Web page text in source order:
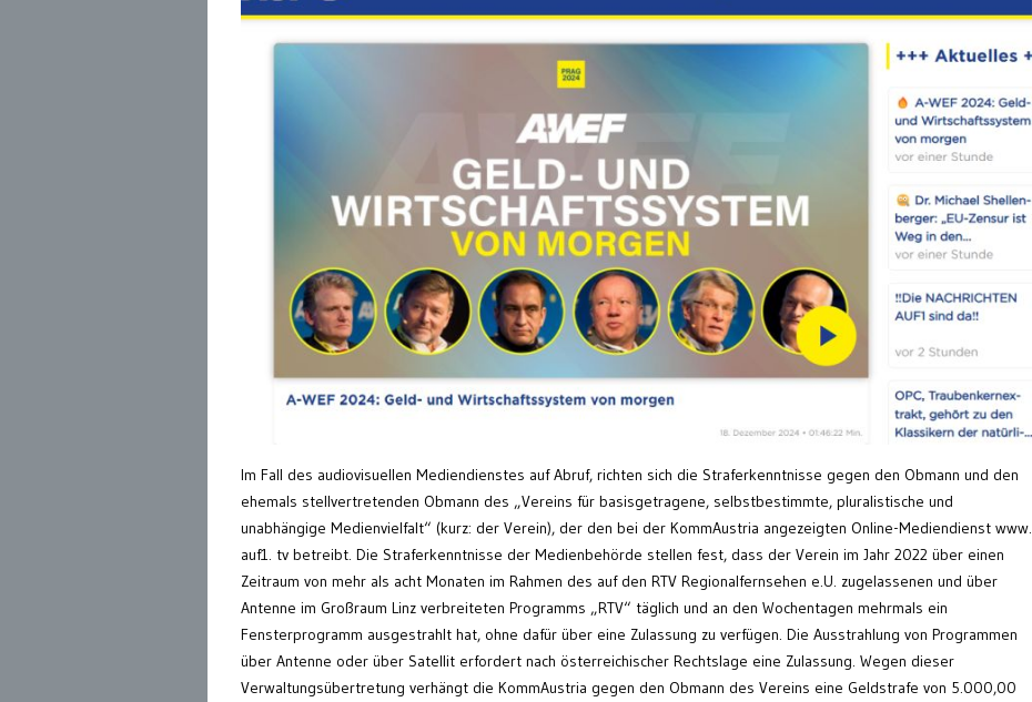
Im Fall des audiovisuellen Mediendienstes auf Abruf, richten sich die Straferkenntnisse gegen den Obmann und den
ehemals stellvertretenden Obmann des „Vereins für basisgetragene, selbstbestimmte, pluralistische und
unabhängige Medienvielfalt“ (kurz: der Verein), der den bei der KommAustria angezeigten Online-Mediendienst www.
auf1. tv betreibt. Die Straferkenntnisse der Medienbehörde stellen fest, dass der Verein im Jahr 2022 über einen
Zeitraum von mehr als acht Monaten im Rahmen des auf den RTV Regionalfernsehen e.U. zugelassenen und über
Antenne im Großraum Linz verbreiteten Programms „RTV“ täglich und an den Wochentagen mehrmals ein
Fensterprogramm ausgestrahlt hat, ohne dafür über eine Zulassung zu verfügen. Die Ausstrahlung von Programmen
über Antenne oder über Satellit erfordert nach österreichischer Rechtslage eine Zulassung. Wegen dieser
Verwaltungsübertretung verhängt die KommAustria gegen den Obmann des Vereins eine Geldstrafe von 5.000,00